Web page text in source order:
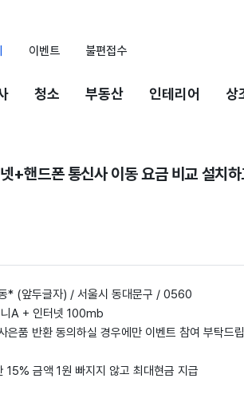
이벤트 불편접수
청소 부동산 인테리어 상
+핸드폰 통신사 이동 요금 비교 설치
* (앞두글자) / 서울시 동대문구 / 0560
A + 인터넷 100mb
은품 반환 동의하실 경우에만 이벤트 참여 부탁드
금액 1원 빠지지 않고 최대현금 지급